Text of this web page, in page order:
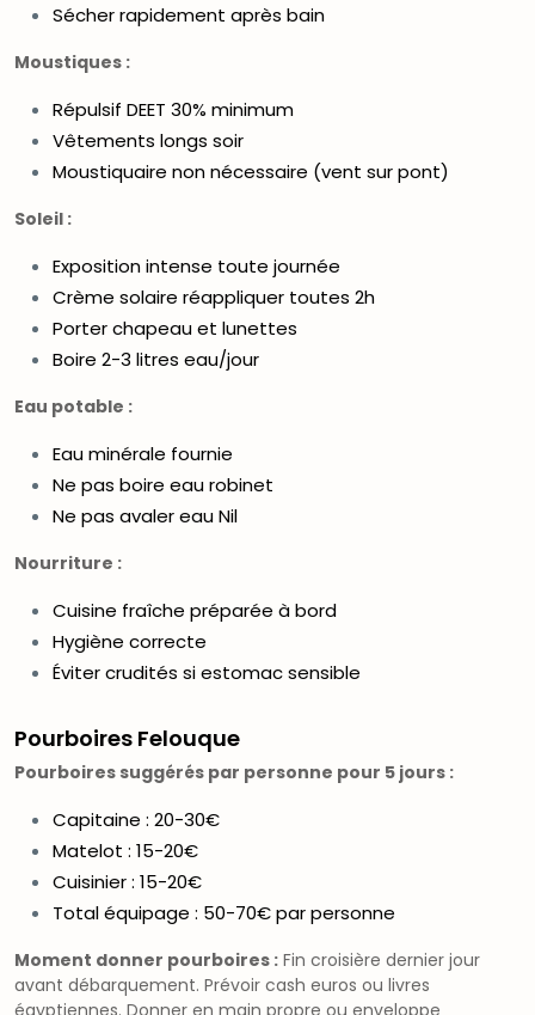
Sécher rapidement après bain
Moustiques :
Répulsif DEET 30% minimum
Vêtements longs soir
Moustiquaire non nécessaire (vent sur pont)
Soleil :
Exposition intense toute journée
Crème solaire réappliquer toutes 2h
Porter chapeau et lunettes
Boire 2-3 litres eau/jour
Eau potable :
Eau minérale fournie
Ne pas boire eau robinet
Ne pas avaler eau Nil
Nourriture :
Cuisine fraîche préparée à bord
Hygiène correcte
Éviter crudités si estomac sensible
Pourboires Felouque
Pourboires suggérés par personne pour 5 jours :
Capitaine : 20-30€
Matelot : 15-20€
Cuisinier : 15-20€
Total équipage : 50-70€ par personne
Moment donner pourboires : Fin croisière dernier jour
avant débarquement. Prévoir cash euros ou livres
égyptiennes. Donner en main propre ou enveloppe